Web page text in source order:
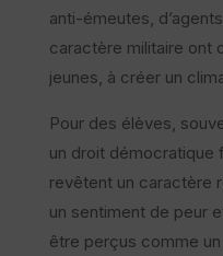
anti-émeutes,
caractère militaire ont
jeunes, à créer un
Pour des élèves,
un droit démocratique
revêtent un caractère
un sentiment de peur
être perçus comme